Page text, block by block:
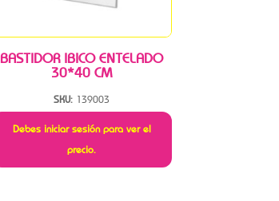
BASTIDOR IBICO ENTELADO
30*40 CM
SKU: 139003
Debes iniciar sesión para ver el
precio.